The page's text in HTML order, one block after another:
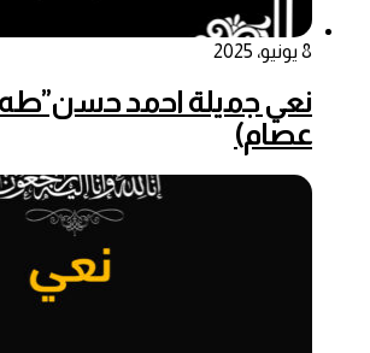
8 يونيو، 2025
نعي ﺟﻣﯾﻠﺔ اﺣﻣد
عصام)